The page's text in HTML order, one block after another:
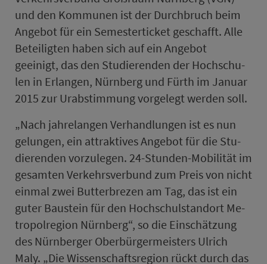
und den Kommunen ist der Durchbruch beim
An­ge­bot für ein Se­mes­ter­ti­cket geschafft. Alle
Beteiligten haben sich auf ein An­ge­bot
geeinigt, das den Stu­die­renden der Hoch­schu­
len in Erlangen, Nürn­berg und Fürth im Ja­nu­ar
2015 zur Urabstimmung vorgelegt werden soll.
„Nach jahrelangen Verhandlungen ist es nun
gelungen, ein attraktives An­ge­bot für die Stu­
die­renden vorzulegen. 24-Stunden-Mo­bi­li­tät im
ge­samten Ver­kehrs­ver­bund zum Preis von nicht
einmal zwei Butterbrezen am Tag, das ist ein
guter Baustein für den Hochschulstand­ort Me­
tro­pol­re­gi­on Nürn­berg“, so die Einschätzung
des Nürn­berger Oberbürgermeisters Ulrich
Maly. „Die Wissenschaftsregion rückt durch das